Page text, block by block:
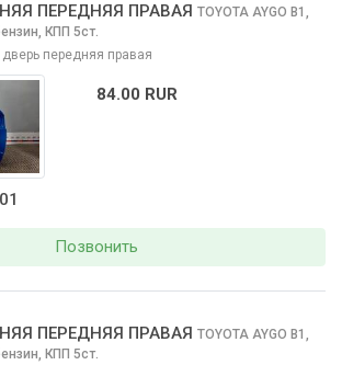
ПЕРЕДНЯЯ ПРАВАЯ TOYOTA AYGO B1,
КПП 5ст.
дверь передняя правая
84.00 RUR
Позвонить
ПЕРЕДНЯЯ ПРАВАЯ TOYOTA AYGO B1,
КПП 5ст.